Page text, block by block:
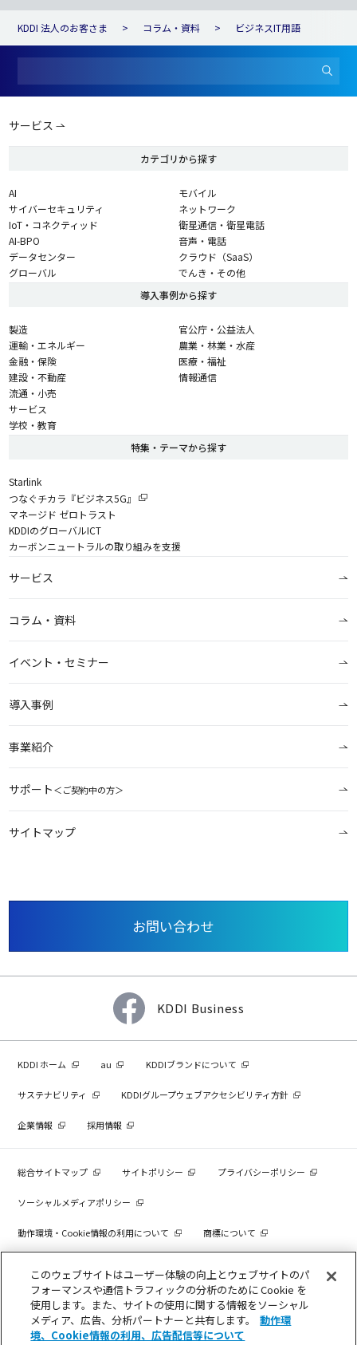
KDDI 法人のお客さま コラム・資料 ビジネスIT用語
サービス
カテゴリから探す
AI
サイバーセキュリティ
IoT・コネクティッド
AI-BPO
データセンター
グローバル
モバイル
ネットワーク
衛星通信・衛星電話
音声・電話
クラウド（SaaS）
でんき・その他
導入事例から探す
製造
運輸・エネルギー
金融・保険
建設・不動産
流通・小売
サービス
学校・教育
官公庁・公益法人
農業・林業・水産
医療・福祉
情報通信
特集・テーマから探す
Starlink
つなぐチカラ『ビジネス5G』
マネージド ゼロトラスト
KDDIのグローバルICT
カーボンニュートラルの取り組みを支援
サービス
コラム・資料
イベント・セミナー
導入事例
事業紹介
サポート＜ご契約中の方＞
サイトマップ
お問い合わせ
KDDI Business
KDDI ホーム au KDDIブランドについて
サステナビリティ KDDIグループウェブアクセシビリティ方針
企業情報 採用情報
総合サイトマップ サイトポリシー プライバシーポリシー
ソーシャルメディアポリシー
動作環境・Cookie情報の利用について 商標について
COPYRIGHT © KDDI CORPORATION, ALL RIGHTS RESERVED.
このウェブサイトはユーザー体験の向上とウェブサイトのパ
フォーマンスや通信トラフィックの分析のために Cookie を
使用します。また、サイトの使用に関する情報をソーシャル
メディア、広告、分析パートナーと共有します。
動作環
境、Cookie情報の利用、広告配信等について